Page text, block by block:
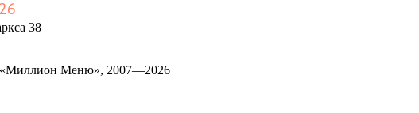
38
Меню», 2007—2026